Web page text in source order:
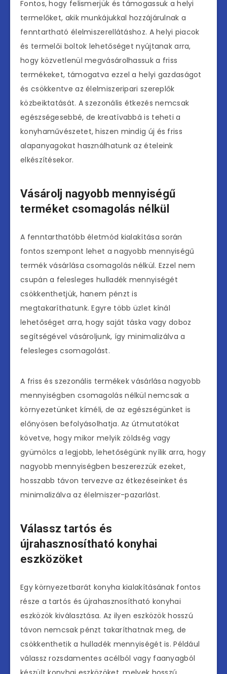
Fontos, hogy felismerjük és támogassuk a helyi
termelőket, akik munkájukkal hozzájárulnak a
fenntartható élelmiszerellátáshoz. A helyi piacok
és termelői boltok lehetőséget nyújtanak arra,
hogy közvetlenül megvásárolhassuk a friss
termékeket, támogatva ezzel a helyi gazdaságot
és csökkentve az élelmiszeripari szereplők
közbeiktatását. A szezonális étkezés nemcsak
egészségesebbé, de kreatívabbá is teheti a
konyhaművészetet, hiszen mindig új és friss
alapanyagokat használhatunk az ételeink
elkészítésekor.
Vásárolj nagyobb mennyiségű
terméket csomagolás nélkül
A fenntarthatóbb életmód kialakítása során
fontos szempont lehet a nagyobb mennyiségű
termék vásárlása csomagolás nélkül. Ezzel nem
csupán a felesleges hulladék mennyiségét
csökkenthetjük, hanem pénzt is
megtakaríthatunk. Egyre több üzlet kínál
lehetőséget arra, hogy saját táska vagy doboz
segítségével vásároljunk, így minimalizálva a
felesleges csomagolást.
A friss és szezonális termékek vásárlása nagyobb
mennyiségben csomagolás nélkül nemcsak a
környezetünket kíméli, de az egészségünket is
előnyösen befolyásolhatja. Az útmutatókat
követve, hogy mikor melyik zöldség vagy
gyümölcs a legjobb, lehetőségünk nyílik arra, hogy
nagyobb mennyiségben beszerezzük ezeket,
hosszabb távon tervezve az étkezéseinket és
minimalizálva az élelmiszer-pazarlást.
Válassz tartós és
újrahasznosítható konyhai
eszközöket
Egy környezetbarát konyha kialakításának fontos
része a tartós és újrahasznosítható konyhai
eszközök kiválasztása. Az ilyen eszközök hosszú
távon nemcsak pénzt takaríthatnak meg, de
csökkenthetik a hulladék mennyiségét is. Például
válassz rozsdamentes acélból vagy faanyagból